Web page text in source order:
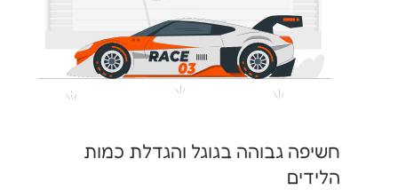
חשיפה גבוהה בגוגל והגדלת כמות
הלידים